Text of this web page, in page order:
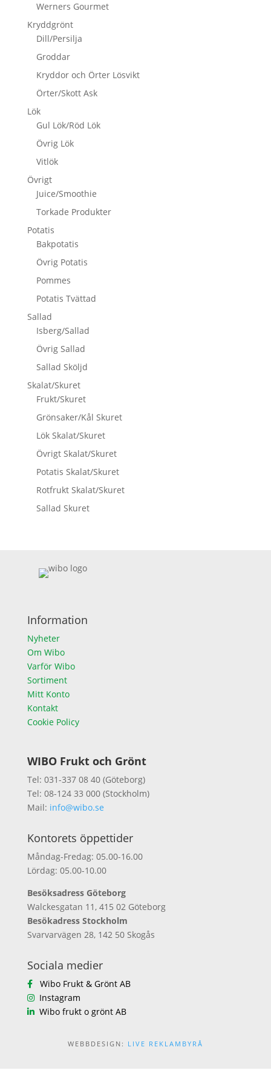
Werners Gourmet
Kryddgrönt
Dill/Persilja
Groddar
Kryddor och Örter Lösvikt
Örter/Skott Ask
Lök
Gul Lök/Röd Lök
Övrig Lök
Vitlök
Övrigt
Juice/Smoothie
Torkade Produkter
Potatis
Bakpotatis
Övrig Potatis
Pommes
Potatis Tvättad
Sallad
Isberg/Sallad
Övrig Sallad
Sallad Sköljd
Skalat/Skuret
Frukt/Skuret
Grönsaker/Kål Skuret
Lök Skalat/Skuret
Övrigt Skalat/Skuret
Potatis Skalat/Skuret
Rotfrukt Skalat/Skuret
Sallad Skuret
Information
Nyheter
Om Wibo
Varför Wibo
Sortiment
Mitt Konto
Kontakt
Cookie Policy
WIBO Frukt och Grönt
Tel: 031-337 08 40 (Göteborg)
Tel: 08-124 33 000 (Stockholm)
Mail: info@wibo.se
Kontorets öppettider
Måndag-Fredag: 05.00-16.00
Lördag: 05.00-10.00
Besöksadress Göteborg
Walckesgatan 11, 415 02 Göteborg
Besökadress Stockholm
Svarvarvägen 28, 142 50 Skogås
Sociala medier
Wibo Frukt & Grönt AB
Instagram
Wibo frukt o grönt AB
WEBBDESIGN: LIVE REKLAMBYRÅ